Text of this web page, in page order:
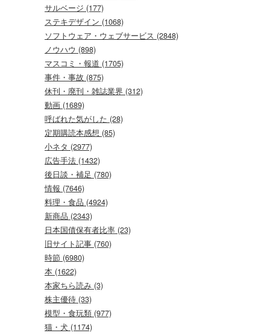
サルベージ (177)
ステキデザイン (1068)
ソフトウェア・ウェブサービス (2848)
ノウハウ (898)
マスコミ・報道 (1705)
事件・事故 (875)
休刊・廃刊・雑誌業界 (312)
動画 (1689)
呼ばれた気がした (28)
定期購読本感想 (85)
小ネタ (2977)
広告手法 (1432)
後日談・補足 (780)
情報 (7646)
料理・食品 (4924)
新商品 (2343)
日本国債保有者比率 (23)
旧サイト記事 (760)
時節 (6980)
本 (1622)
本家ちら読み (3)
株主優待 (33)
模型・食玩類 (977)
猫・犬 (1174)